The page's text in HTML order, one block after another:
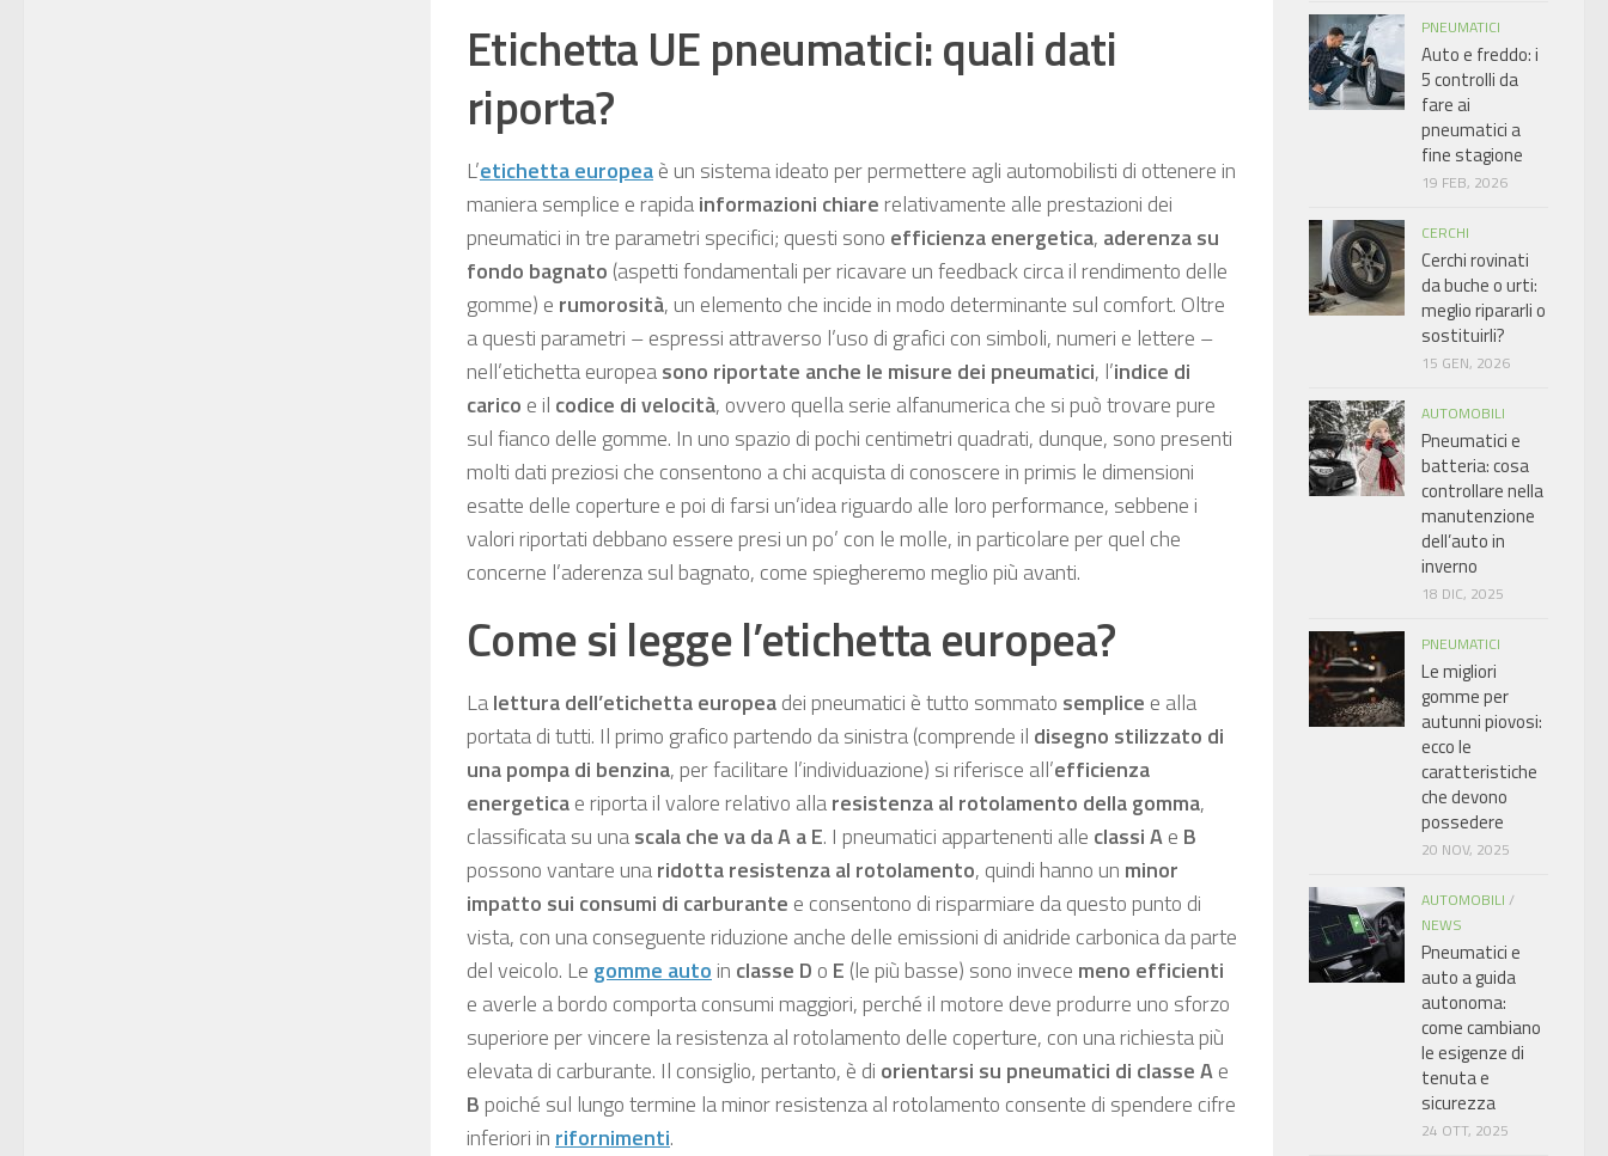
Etichetta UE pneumatici: quali dati
riporta?
L’etichetta europeaè un sistema ideato per permettere agli automobilisti di ottenere in
maniera semplice e rapidainformazioni chiare relativamente alle prestazioni dei
pneumatici in tre parametri specifici; questi sono efficienza energetica, aderenza su
fondo bagnato (aspetti fondamentali per ricavare un feedback circa il rendimento delle
gomme) e rumorosità, un elemento che incide in modo determinante sul comfort. Oltre
a questi parametri – espressi attraverso l’uso di grafici con simboli, numeri e lettere –
nell’etichetta europeasono riportate anche le misure dei pneumatici, l’indice di
carico e il codice di velocità, ovvero quella serie alfanumerica che si può trovare pure
sul fianco delle gomme. In uno spazio di pochi centimetri quadrati, dunque, sono presenti
molti dati preziosi che consentono a chi acquista di conoscere in primis le dimensioni
esatte delle coperture e poi di farsi un’idea riguardo alle loro performance, sebbene i
valori riportati debbano essere presi un po’ con le molle, in particolare per quel che
concerne l’aderenza sul bagnato, come spiegheremo meglio più avanti.
Come si legge l’etichetta europea?
Lalettura dell’etichetta europeadei pneumatici è tutto sommato semplice e alla
portata di tutti. Il primo grafico partendo da sinistra (comprende il disegno stilizzato di
una pompa di benzina, per facilitare l’individuazione) si riferisce all’efficienza
energeticae riporta il valore relativo allaresistenza al rotolamento della gomma,
classificata su unascala che va da A a E. I pneumatici appartenenti alle classi Ae B
possono vantare unaridotta resistenza al rotolamento, quindi hanno un minor
impatto sui consumi di carburante e consentono di risparmiare da questo punto di
vista, con una conseguente riduzione anche delle emissioni di anidride carbonica da parte
del veicolo. Le gomme auto in classe D o E (le più basse) sono invece meno efficienti
e averle a bordo comporta consumi maggiori, perché il motore deve produrre uno sforzo
superiore per vincere la resistenza al rotolamento delle coperture, con una richiesta più
elevata di carburante. Il consiglio, pertanto, è di orientarsi su pneumatici di classe Ae
B poiché sul lungo termine la minor resistenza al rotolamento consente di spendere cifre
inferiori in rifornimenti.
PNEUMATICI
Auto e freddo: i
5 controlli da
fare ai
pneumatici a
fine stagione
19 FEB, 2026
CERCHI
Cerchi rovinati
da buche o urti:
meglio ripararli o
sostituirli?
15 GEN, 2026
AUTOMOBILI
Pneumatici e
batteria: cosa
controllare nella
manutenzione
dell’auto in
inverno
18 DIC, 2025
PNEUMATICI
Le migliori
gomme per
autunni piovosi:
ecco le
caratteristiche
che devono
possedere
20 NOV, 2025
AUTOMOBILI /
NEWS
Pneumatici e
auto a guida
autonoma:
come cambiano
le esigenze di
tenuta e
sicurezza
24 OTT, 2025